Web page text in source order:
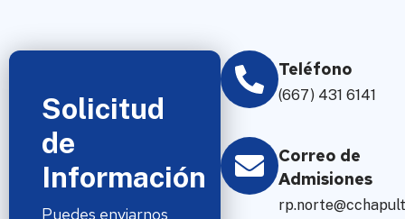
Solicitud
de
Información
Puedes enviarnos
Teléfono
(667) 431 6141
Correo de
Admisiones